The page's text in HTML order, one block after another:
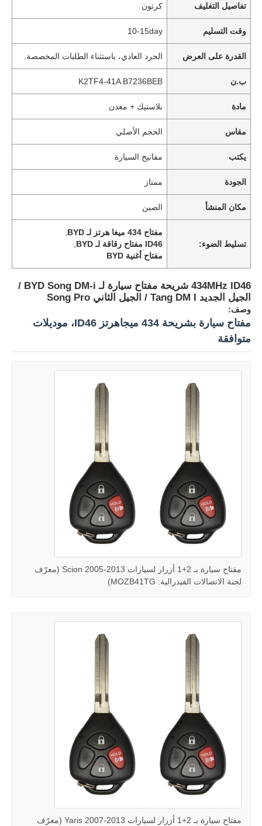
منزل
المنتجات
أشرطة فيديو
تفاصيل التغليف كرتون
وقت التسليم 10-15day
القدرة على العرض الجرد العادي، باستثناء الطلبات المخصصة.
ب.ن K2TF4-41A B7236BEB
مادة بلاستيك + معدن
مقاس الحجم الأصلي
يكتب مفاتيح السيارة
الجودة ممتاز
مكان المنشأ الصين
تسليط الضوء:
مفتاح 434 ميغا هرتز لـ BYD
ID46 مفتاح رقاقة لـ BYD
مفتاح أغنية BYD
434MHz ID46 شريحة مفتاح سيارة لـ BYD Song DM-i /
الجيل الجديد Tang DM I / الجيل الثاني Song Pro
وصف:
مفتاح سيارة بشريحة 434 ميجاهرتز ID46، موديلات
متوافقة
مفتاح سيارة بـ 2+1 أزرار لسيارات Scion 2005-2013 (معرّف
لجنة الاتصالات الفيدرالية: MOZB41TG)
مفتاح سيارة بـ 2+1 أزرار لسيارات Yaris 2007-2013 (معرّف